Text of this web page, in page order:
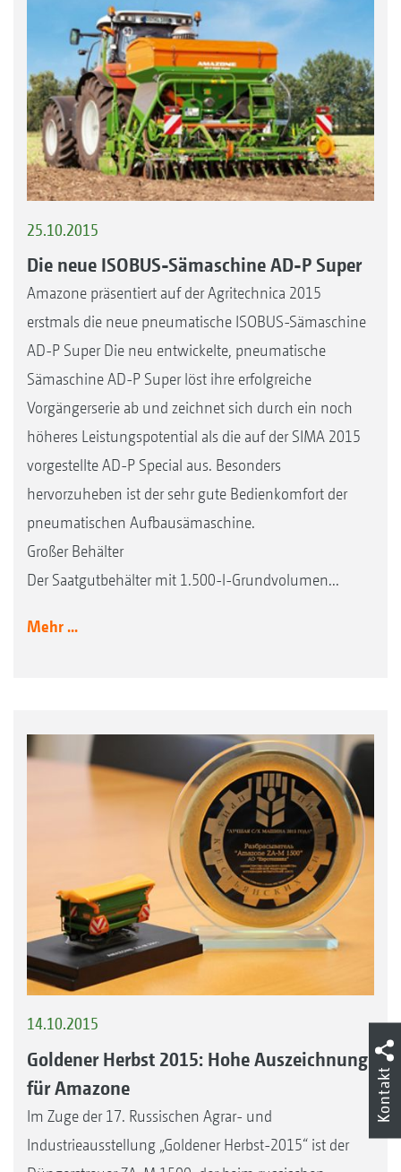
25.10.2015
Die neue ISOBUS-Sämaschine AD-P Super
Amazone präsentiert auf der Agritechnica 2015
erstmals die neue pneumatische ISOBUS-Sämaschine
AD-P Super Die neu entwickelte, pneumatische
Sämaschine AD-P Super löst ihre erfolgreiche
Vorgängerserie ab und zeichnet sich durch ein noch
höheres Leistungspotential als die auf der SIMA 2015
vorgestellte AD-P Special aus. Besonders
hervorzuheben ist der sehr gute Bedienkomfort der
pneumatischen Aufbausämaschine.
Großer Behälter
Der Saatgutbehälter mit 1.500-l-Grundvolumen...
Mehr ...
14.10.2015
Goldener Herbst 2015: Hohe Auszeichnung
für Amazone
Im Zuge der 17. Russischen Agrar- und
Industrieausstellung „Goldener Herbst-2015“ ist der
Kontakt